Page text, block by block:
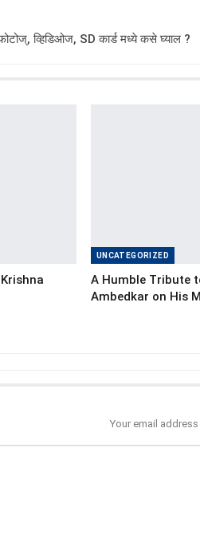
व्हिडिओज, SD कार्ड मध्ये कसे घ्याल ?
UNCATEGORIZED
A Humble Tribute
Ambedkar on His
Your email